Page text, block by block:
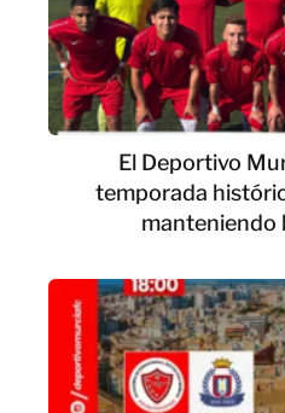
El Deportivo
temporada
manteniendo